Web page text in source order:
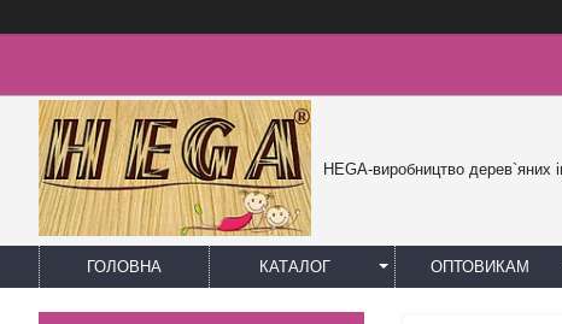
HEGA-виробництво дерев`яних
ГОЛОВНА КАТАЛОГ ОПТОВИКАМ